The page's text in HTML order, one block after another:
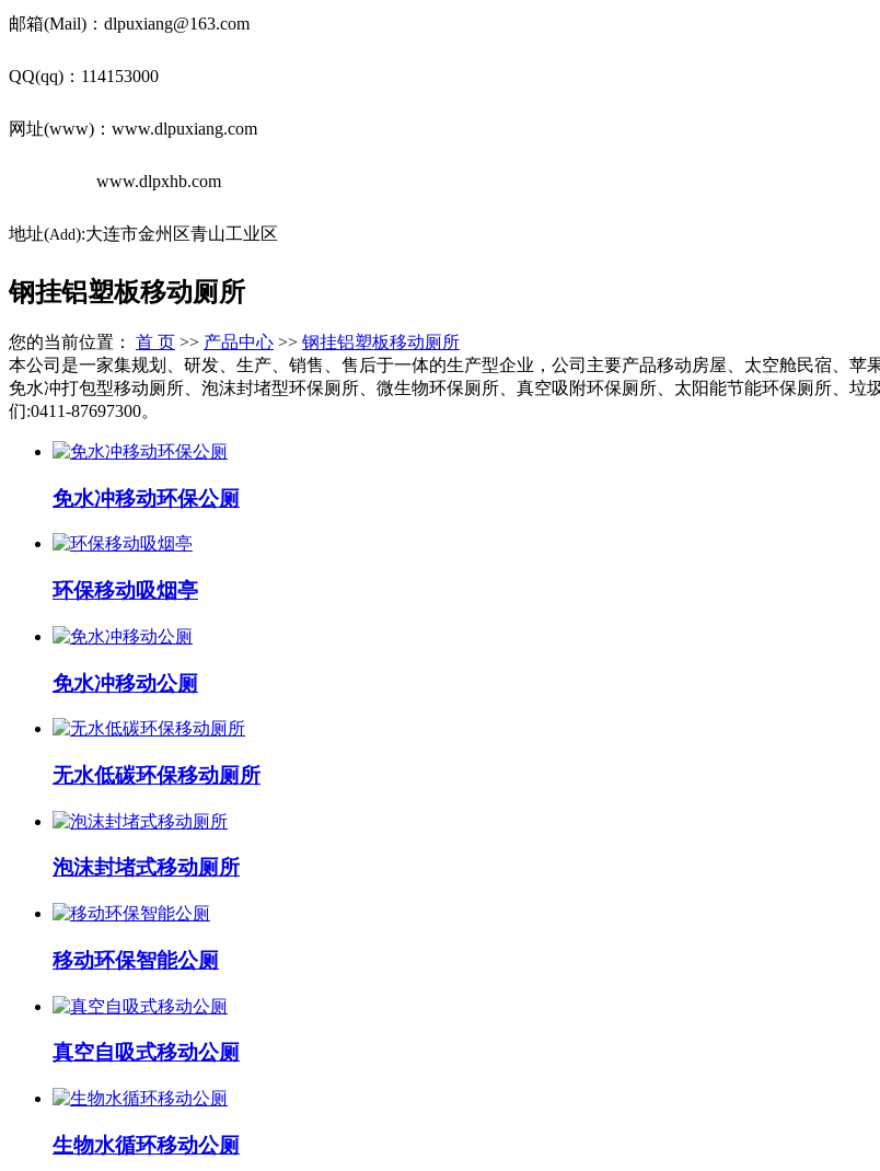
邮箱(Mail)：dlpuxiang@163.com
QQ(qq)：114153000
网址(www)：www.dlpuxiang.com
www.dlpxhb.com
地址(Add):大连市金州区青山工业区
钢挂铝塑板移动厕所
您的当前位置： 首 页 >> 产品中心 >> 钢挂铝塑板移动厕所
本公司是一家集规划、研发、生产、销售、售后于一体的生产型企业，公司主要产品移动房屋、太空舱民宿、苹
免水冲打包型移动厕所、泡沫封堵型环保厕所、微生物环保厕所、真空吸附环保厕所、太阳能节能环保厕所、
们:0411-87697300。
免水冲移动环保公厕
环保移动吸烟亭
免水冲移动公厕
无水低碳环保移动厕所
泡沫封堵式移动厕所
移动环保智能公厕
真空自吸式移动公厕
生物水循环移动公厕